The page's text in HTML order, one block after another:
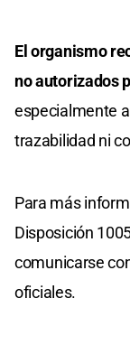
El organismo
no autorizados
especialmente
trazabilidad ni
Para más
Disposición
comunicarse
oficiales.